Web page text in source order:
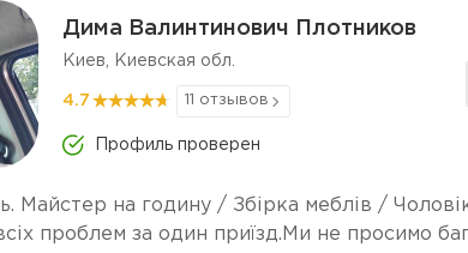
Дима Валинтинович Плотников
Киев, Киевская обл.
4.7 11 отзывов
Профиль проверен
Майстер на годину / Збірка меблів /
проблем за один приїзд.Ми не просимо